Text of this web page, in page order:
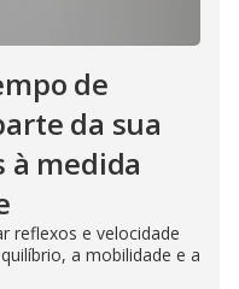
de
da sua
à medida
reflexos e velocidade
a mobilidade e a